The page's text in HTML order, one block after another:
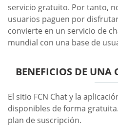
servicio gratuito. Por tanto,
usuarios paguen por
convierte en un servicio de
mundial con una base de
BENEFICIOS DE UNA
El sitio FCN Chat y la
disponibles de forma
plan de suscripción.